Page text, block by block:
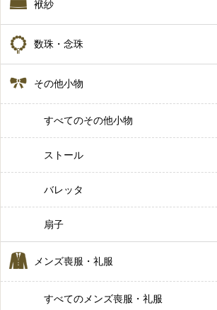
袱紗
数珠・念珠
その他小物
すべてのその他小物
ストール
バレッタ
扇子
メンズ喪服・礼服
すべてのメンズ喪服・礼服